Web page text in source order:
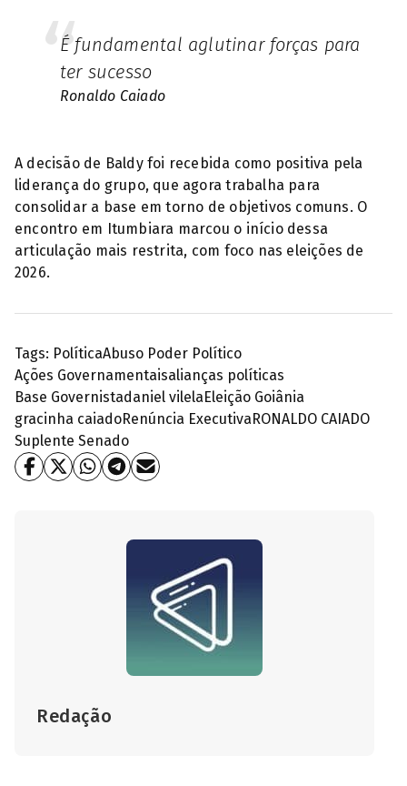
É fundamental aglutinar forças para
ter sucesso
Ronaldo Caiado
A decisão de Baldy foi recebida como positiva pela
liderança do grupo, que agora trabalha para
consolidar a base em torno de objetivos comuns. O
encontro em Itumbiara marcou o início dessa
articulação mais restrita, com foco nas eleições de
2026.
Tags: PolíticaAbuso Poder Político
Ações Governamentaisalianças políticas
Base Governistadaniel vilelaEleição Goiânia
gracinha caiadoRenúncia ExecutivaRONALDO CAIADO
Suplente Senado
Redação